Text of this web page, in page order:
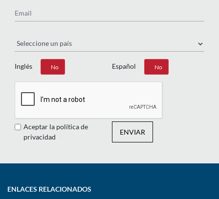
Inglés
Sí No Español
Sí No
Aceptar la política de
privacidad
ENVIAR
ENLACES RELACIONADOS